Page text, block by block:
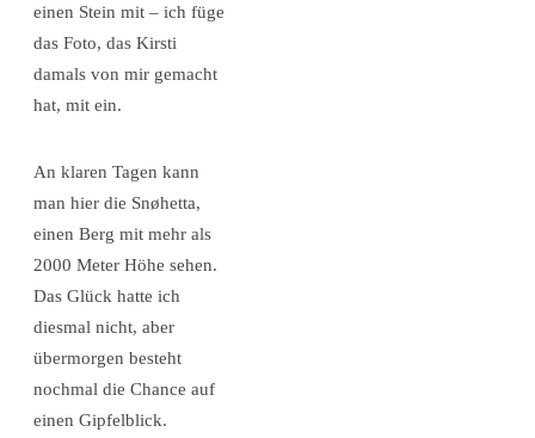
einen Stein mit – ich füge
das Foto, das Kirsti
damals von mir gemacht
hat, mit ein.
An klaren Tagen kann
man hier die Snøhetta,
einen Berg mit mehr als
2000 Meter Höhe sehen.
Das Glück hatte ich
diesmal nicht, aber
übermorgen besteht
nochmal die Chance auf
einen Gipfelblick.